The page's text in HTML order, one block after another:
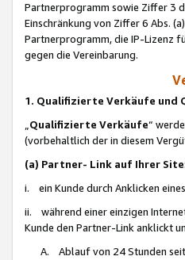
Partnerprogramm sowie Ziffer 3
Einschränkung von Ziffer 6 Abs.
Partnerprogramm, die IP-Lizenz
gegen die Vereinbarung.
1. Qualifizierte Verkäufe und
Qualifizierte Verkäufe“
(vorbehaltlich der in diesem
(a) Partner- Link auf Ihrer Site:
i. ein Kunde durch Anklicken
ii. während einer einzigen
Kunde den Partner-Link anklickt
A. Ablauf von 24 Stunden